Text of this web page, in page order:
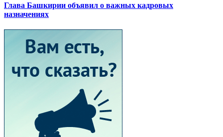
Глава Башкирии объявил о важных кадровых
назначениях